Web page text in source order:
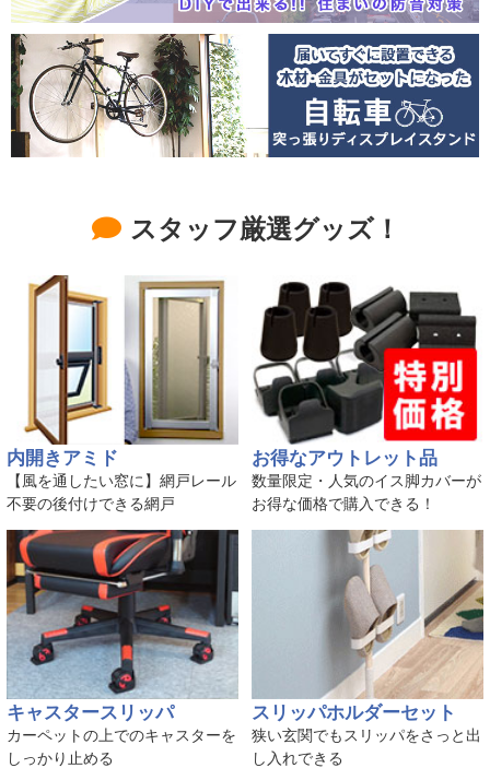
スタッフ厳選グッズ！
内開きアミド
【風を通したい窓に】網戸レール
不要の後付けできる網戸
お得なアウトレット品
数量限定・人気のイス脚カバーが
お得な価格で購入できる！
キャスタースリッパ
カーペットの上でのキャスターを
しっかり止める
スリッパホルダーセット
狭い玄関でもスリッパをさっと出
し入れできる